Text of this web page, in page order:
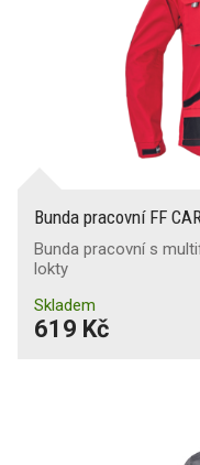
Bunda pracovní FF
Bunda pracovní s
lokty
Skladem
619 Kč